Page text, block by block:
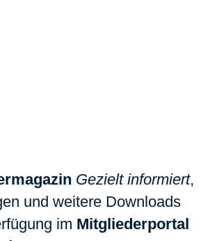
Gezielt informiert,
und weitere Downloads
im Mitgliederportal